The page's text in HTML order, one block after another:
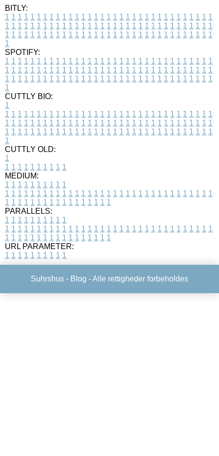
BITLY:
1 1 1 1 1 1 1 1 1 1 1 1 1 1 1 1 1 1 1 1 1 1 1 1 1 1 1 1 1 1 1 1 1
1 1 1 1 1 1 1 1 1 1 1 1 1 1 1 1 1 1 1 1 1 1 1 1 1 1 1 1 1 1 1 1 1
1 1 1 1 1 1 1 1 1 1 1 1 1 1 1 1 1 1 1 1 1 1 1 1 1 1 1 1 1 1 1 1 1
1
SPOTIFY:
1 1 1 1 1 1 1 1 1 1 1 1 1 1 1 1 1 1 1 1 1 1 1 1 1 1 1 1 1 1 1 1 1
1 1 1 1 1 1 1 1 1 1 1 1 1 1 1 1 1 1 1 1 1 1 1 1 1 1 1 1 1 1 1 1 1
1 1 1 1 1 1 1 1 1 1 1 1 1 1 1 1 1 1 1 1 1 1 1 1 1 1 1 1 1 1 1 1 1
1
CUTTLY BIO:
1
1 1 1 1 1 1 1 1 1 1 1 1 1 1 1 1 1 1 1 1 1 1 1 1 1 1 1 1 1 1 1 1 1
1 1 1 1 1 1 1 1 1 1 1 1 1 1 1 1 1 1 1 1 1 1 1 1 1 1 1 1 1 1 1 1 1
1 1 1 1 1 1 1 1 1 1 1 1 1 1 1 1 1 1 1 1 1 1 1 1 1 1 1 1 1 1 1 1 1
1
CUTTLY OLD:
1
1 1 1 1 1 1 1 1 1 1
MEDIUM:
1 1 1 1 1 1 1 1 1 1
1 1 1 1 1 1 1 1 1 1 1 1 1 1 1 1 1 1 1 1 1 1 1 1 1 1 1 1 1 1 1 1 1
1 1 1 1 1 1 1 1 1 1 1 1 1 1 1 1 1
PARALLELS:
1 1 1 1 1 1 1 1 1 1
1 1 1 1 1 1 1 1 1 1 1 1 1 1 1 1 1 1 1 1 1 1 1 1 1 1 1 1 1 1 1 1 1
1 1 1 1 1 1 1 1 1 1 1 1 1 1 1 1 1
URL PARAMETER:
1 1 1 1 1 1 1 1 1 1
Suhrshus - Blog - Alle rettigheder forbeholdes